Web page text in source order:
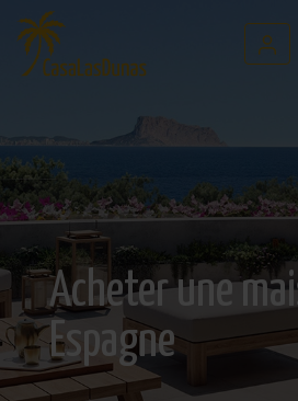
Acheter une
Espagne